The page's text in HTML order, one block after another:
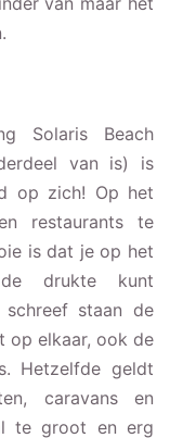
Solaris Beach
van is) is
op zich! Op het
restaurants te
is dat je op het
drukte kunt
staan de
op elkaar, ook de
Hetzelfde geldt
caravans en
te groot en erg